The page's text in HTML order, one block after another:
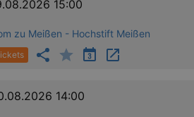
15:00
zu Meißen - Hochstift Meißen
14:00
Cross-Site Request Forgery